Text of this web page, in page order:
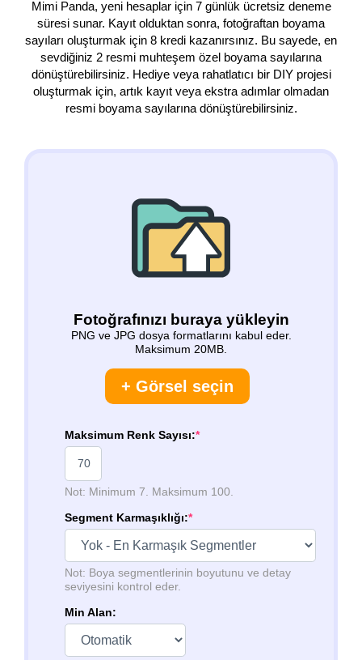
Mimi Panda, yeni hesaplar için 7 günlük ücretsiz deneme
süresi sunar. Kayıt olduktan sonra, fotoğraftan boyama
sayıları oluşturmak için 8 kredi kazanırsınız. Bu sayede, en
sevdiğiniz 2 resmi muhteşem özel boyama sayılarına
dönüştürebilirsiniz. Hediye veya rahatlatıcı bir DIY projesi
oluşturmak için, artık kayıt veya ekstra adımlar olmadan
resmi boyama sayılarına dönüştürebilirsiniz.
Fotoğrafınızı buraya yükleyin
PNG ve JPG dosya formatlarını kabul eder.
Maksimum 20MB.
+ Görsel seçin
Maksimum Renk Sayısı:*
Not: Minimum 7. Maksimum 100.
Segment Karmaşıklığı:*
Not: Boya segmentlerinin boyutunu ve detay
seviyesini kontrol eder.
Min Alan: